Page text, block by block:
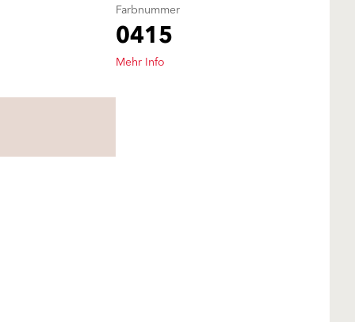
Farbnummer
0415
Mehr Info